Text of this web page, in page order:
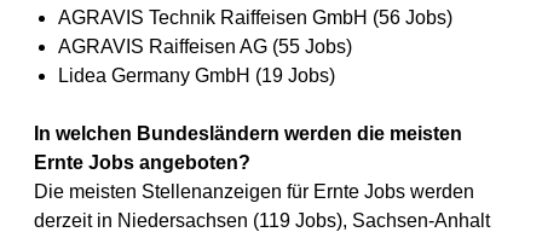
AGRAVIS Technik Raiffeisen GmbH (56 Jobs)
AGRAVIS Raiffeisen AG (55 Jobs)
Lidea Germany GmbH (19 Jobs)
In welchen Bundesländern werden die meisten
Ernte Jobs angeboten?
Die meisten Stellenanzeigen für Ernte Jobs werden
derzeit in Niedersachsen (119 Jobs), Sachsen-Anhalt